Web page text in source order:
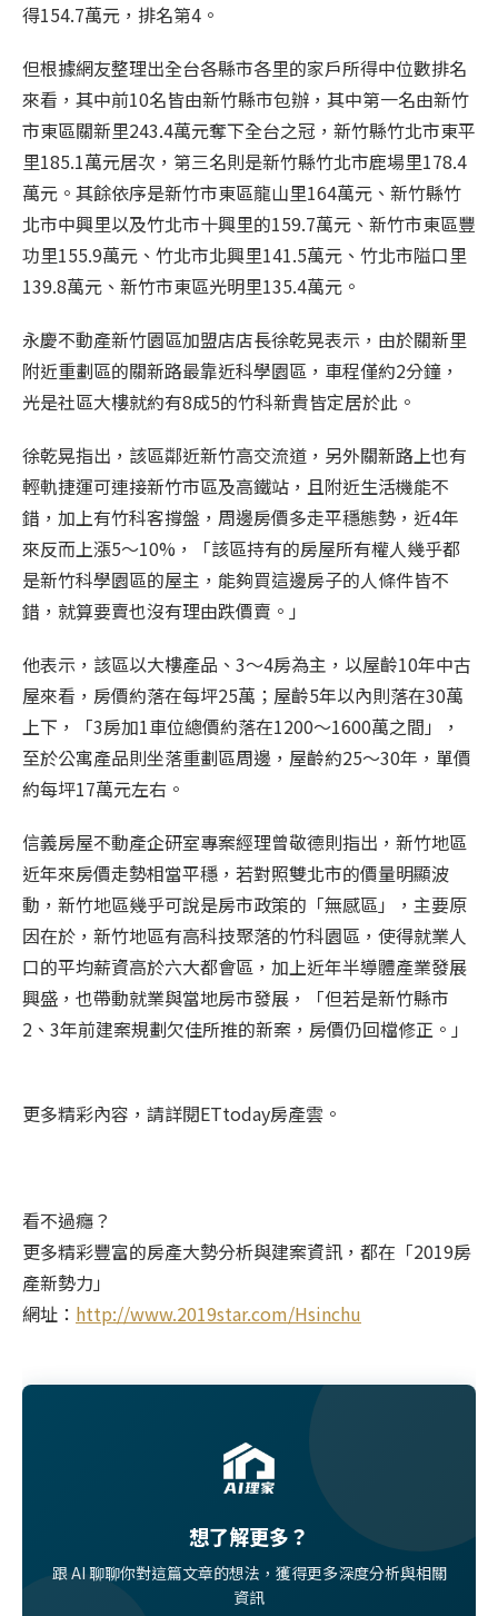
得154.7萬元，排名第4。
但根據網友整理出全台各縣市各里的家戶所得中位數排名
來看，其中前10名皆由新竹縣市包辦，其中第一名由新竹
市東區關新里243.4萬元奪下全台之冠，新竹縣竹北市東平
里185.1萬元居次，第三名則是新竹縣竹北市鹿場里178.4
萬元。其餘依序是新竹市東區龍山里164萬元、新竹縣竹
北市中興里以及竹北市十興里的159.7萬元、新竹市東區豐
功里155.9萬元、竹北市北興里141.5萬元、竹北市隘口里
139.8萬元、新竹市東區光明里135.4萬元。
永慶不動產新竹園區加盟店店長徐乾晃表示，由於關新里
附近重劃區的關新路最靠近科學園區，車程僅約2分鐘，
光是社區大樓就約有8成5的竹科新貴皆定居於此。
徐乾晃指出，該區鄰近新竹高交流道，另外關新路上也有
輕軌捷運可連接新竹市區及高鐵站，且附近生活機能不
錯，加上有竹科客撐盤，周邊房價多走平穩態勢，近4年
來反而上漲5～10%，「該區持有的房屋所有權人幾乎都
是新竹科學園區的屋主，能夠買這邊房子的人條件皆不
錯，就算要賣也沒有理由跌價賣。」
他表示，該區以大樓產品、3～4房為主，以屋齡10年中古
屋來看，房價約落在每坪25萬；屋齡5年以內則落在30萬
上下，「3房加1車位總價約落在1200～1600萬之間」，
至於公寓產品則坐落重劃區周邊，屋齡約25～30年，單價
約每坪17萬元左右。
信義房屋不動產企研室專案經理曾敬德則指出，新竹地區
近年來房價走勢相當平穩，若對照雙北市的價量明顯波
動，新竹地區幾乎可說是房市政策的「無感區」，主要原
因在於，新竹地區有高科技聚落的竹科園區，使得就業人
口的平均薪資高於六大都會區，加上近年半導體產業發展
興盛，也帶動就業與當地房市發展，「但若是新竹縣市
2、3年前建案規劃欠佳所推的新案，房價仍回檔修正。」
更多精彩內容，請詳閱ETtoday房產雲。
看不過癮？
更多精彩豐富的房產大勢分析與建案資訊，都在「2019房
產新勢力」
網址： http://www.2019star.com/Hsinchu
想了解更多？
跟 AI 聊聊你對這篇文章的想法，獲得更多深度分析與相關
資訊